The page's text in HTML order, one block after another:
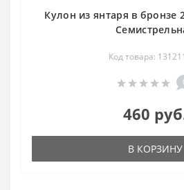
Кулон из янтаря в бронзе
Код товара:
460
В КОРЗИНУ